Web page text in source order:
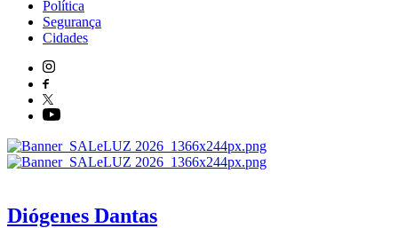
Política
Segurança
Cidades
Diógenes Dantas